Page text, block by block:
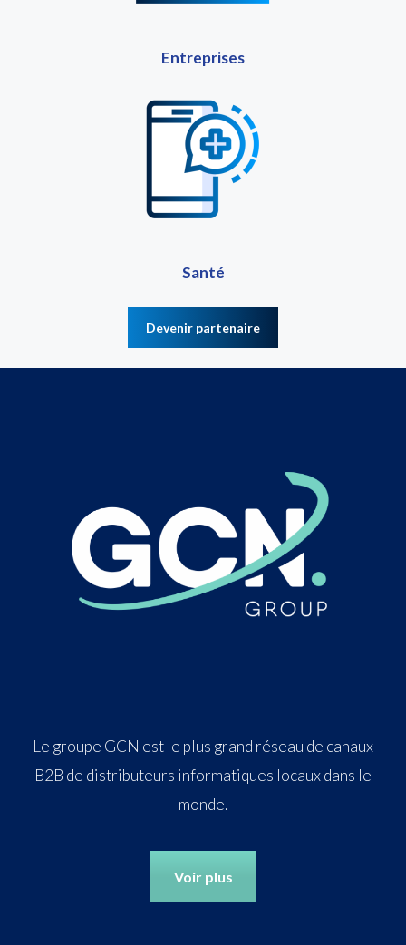
Entreprises
Santé
Devenir partenaire
Le groupe GCN est le plus grand réseau de canaux
B2B de distributeurs informatiques locaux dans le
monde.
Voir plus